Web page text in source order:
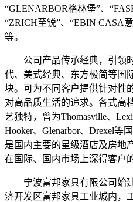
“GLENARBOR格林堡”、
“ZRICH至锐”、“EBIN CASA
等。
公司产品传承经典，引领
代、美式经典、东方极简等国
块。可为不同客户提供针对性
对高品质生活的追求。各式高
艺独特，曾为Thomasville、
Hooker、Glenarbor、Drexel等
是国内主要的星级酒店及房地
在国际、国内市场上深得客户
宁波富邦家具有限公司始
济开发区富邦家具工业城内，